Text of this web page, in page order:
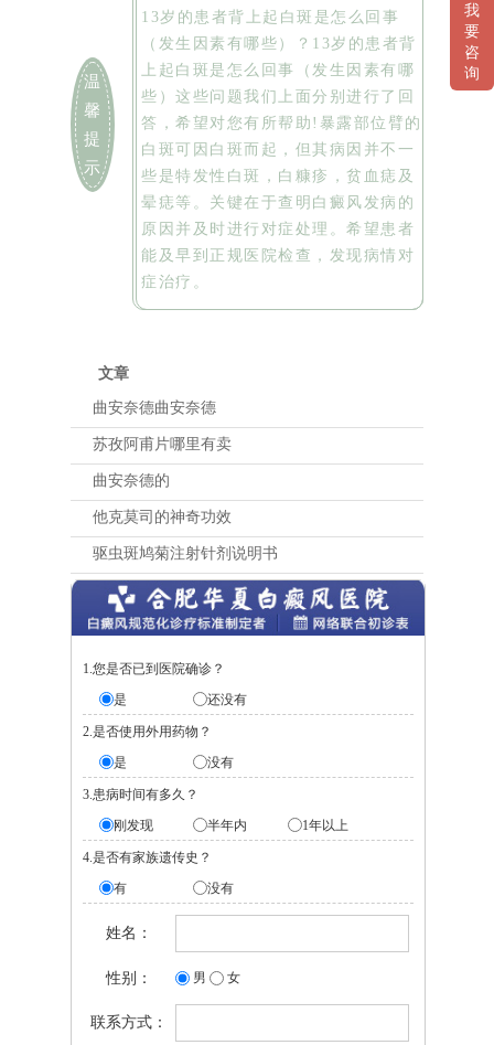
温
馨
提
示
13岁的患者背上起白斑是怎么回事
（发生因素有哪些）？13岁的患者背
上起白斑是怎么回事（发生因素有哪
些）这些问题我们上面分别进行了回
答，希望对您有所帮助!暴露部位臂的
白斑可因白斑而起，但其病因并不一
些是特发性白斑，白糠疹，贫血痣及
晕痣等。关键在于查明白癜风发病的
原因并及时进行对症处理。希望患者
能及早到正规医院检查，发现病情对
症治疗。
文章
曲安奈德曲安奈德
苏孜阿甫片哪里有卖
曲安奈德的
他克莫司的神奇功效
驱虫斑鸠菊注射针剂说明书
1.您是否已到医院确诊？
是
还没有
2.是否使用外用药物？
是
没有
3.患病时间有多久？
刚发现
半年内 1年以上
4.是否有家族遗传史？
有
没有
姓名：
性别： 男 女
联系方式：
我
要
咨
询